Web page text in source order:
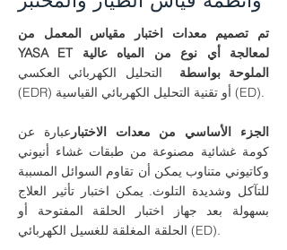
تم تصميم معدات اختبار مقياس المعمل من
YASA ET لمعالجة أي نوع من المياه عالية
الملوحة بواسطة التحليل الكهربائي العكسي
(EDR) أو تقنية التحليل الكهربائي القياسية (ED).
الجزء الأساسي من معدات الاختبار عبارة عن
كومة غشائية مصنوعة من طبقات غشاء أنيوني
وكاتيوني متناوب يمكن أن تقاوم السوائل المسببة
للتآكل وشديدة التلوث. يمكن اختبار تأثير العلاج
بسهولة بعد جهاز اختبار الحلقة المفتوحة أو
الحلقة المغلقة للغسيل الكهربائي (ED).